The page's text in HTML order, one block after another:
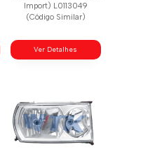
Import) L0113049
(Código Similar)
Ver Detalhes